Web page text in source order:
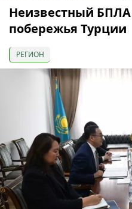
Неизвестный
побережья Турции
РЕГИОН